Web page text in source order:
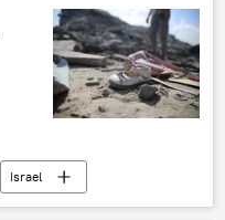
combustible
Israel
Palestina